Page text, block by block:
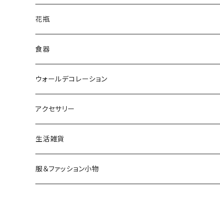
花瓶
食器
ウォールデコレーション
アクセサリー
生活雑貨
服＆ファッション小物